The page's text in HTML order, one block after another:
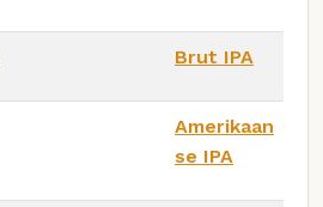
Brut IPA
Amerikaan
se IPA